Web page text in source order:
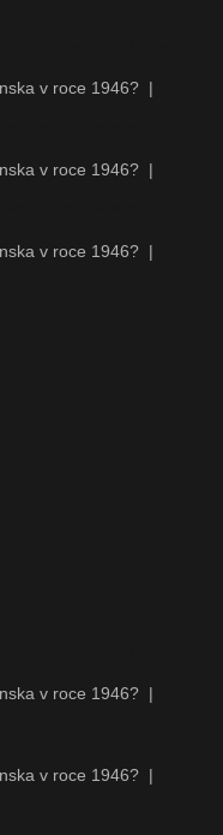
v roce 1946? |
v roce 1946? |
v roce 1946? |
v roce 1946? |
v roce 1946? |